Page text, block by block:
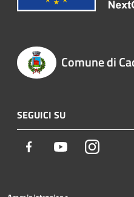
Comune di
SEGUICI SU
Facebook YoutubeInstagram